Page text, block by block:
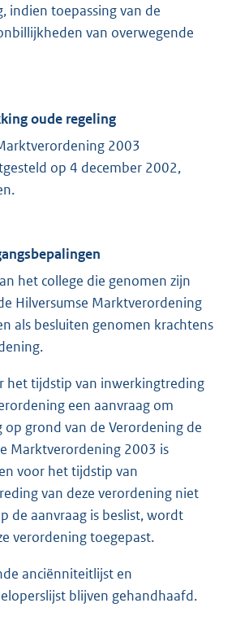
indien toepassing van de
van overwegende
oude regeling
2003
op 4 december 2002,
het college die genomen zijn
Hilversumse Marktverordening
als besluiten genomen krachtens
het tijdstip van inwerkingtreding
een aanvraag om
op grond van de Verordening de
Marktverordening 2003 is
voor het tijdstip van
van deze verordening niet
de aanvraag is beslist, wordt
verordening toegepast.
anciënniteitlijst en
blijven gehandhaafd.